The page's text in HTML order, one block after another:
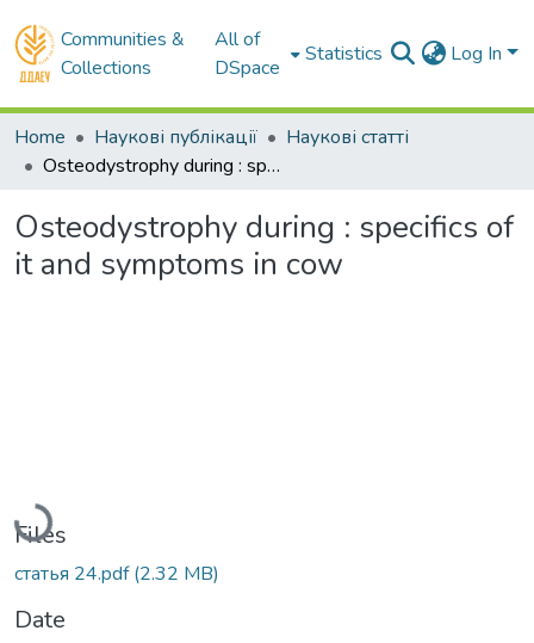
Communities &
Collections
All of
DSpace
Statistics Log In
Home Наукові публікації
Наукові статті
Osteodystrophy during : specifics of it and symptoms in cow
Osteodystrophy during : specifics of
it and symptoms in cow
Loading...
Files
статья 24.pdf(2.32 MB)
Date